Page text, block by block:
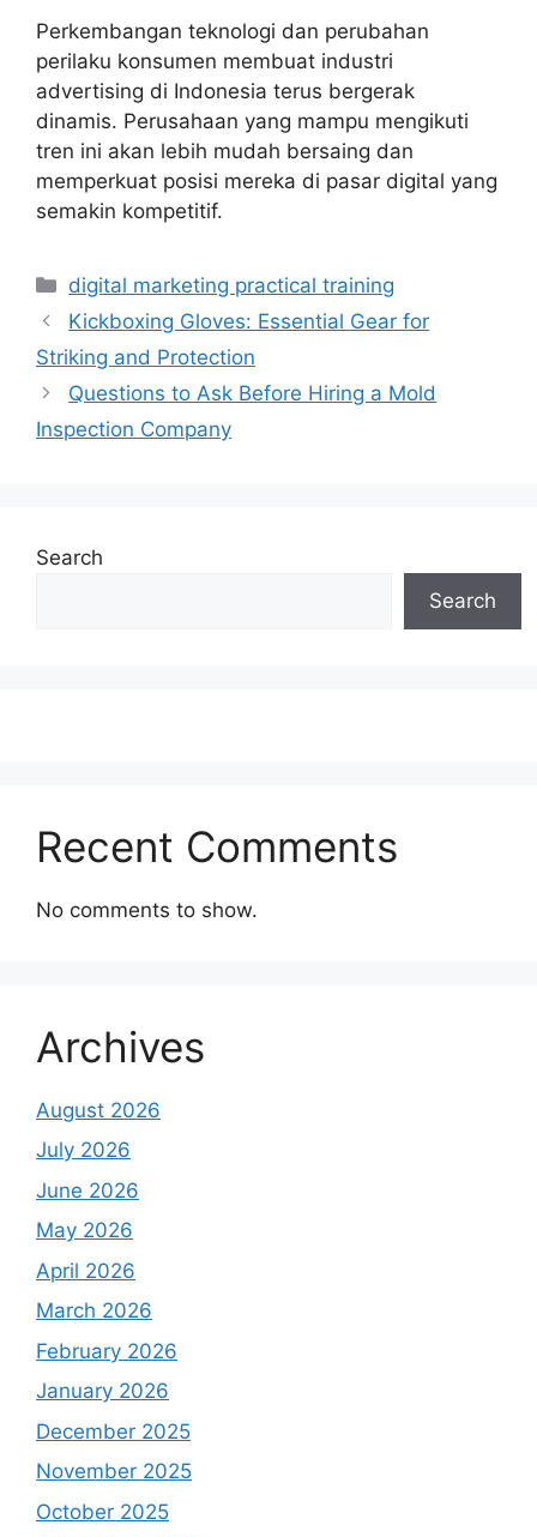
Perkembangan teknologi dan perubahan
perilaku konsumen membuat industri
advertising di Indonesia terus bergerak
dinamis. Perusahaan yang mampu mengikuti
tren ini akan lebih mudah bersaing dan
memperkuat posisi mereka di pasar digital yang
semakin kompetitif.
Categories
digital marketing practical training
Kickboxing Gloves: Essential Gear for
Striking and Protection
Questions to Ask Before Hiring a Mold
Inspection Company
Search
Search
Recent Comments
No comments to show.
Archives
August 2026
July 2026
June 2026
May 2026
April 2026
March 2026
February 2026
January 2026
December 2025
November 2025
October 2025